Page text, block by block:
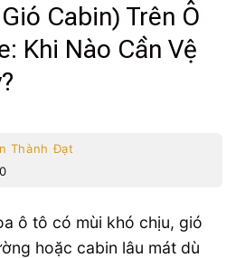
Cabin) Trên Ô
Khi Nào Cần Vệ
Thành Đạt
ô tô có mùi khó chịu, gió
hoặc cabin lâu mát dù